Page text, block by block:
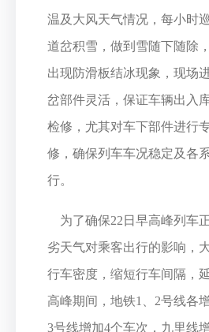
温及大风天气情况，每小时
道岔积雪，做到雪随下随除
出现防滑板结冰现象，现场
岔部件灵活，保证车辆出入
检修，尤其对车下部件进行
修，确保列车车况稳定及各
行。
为了确保22日早高峰列车
劣天气对乘客出行的影响，
行车密度，缩短行车间隔，
高峰期间，地铁1、2号线各
3号线增加4个车次，九里线